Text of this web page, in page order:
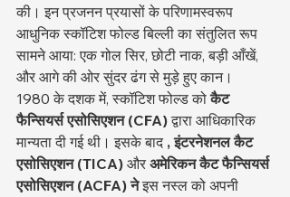
की। इन प्रजनन प्रयासों के परिणामस्वरूप
आधुनिक स्कॉटिश फोल्ड बिल्ली का संतुलित रूप
सामने आया: एक गोल सिर, छोटी नाक, बड़ी आँखें,
और आगे की ओर सुंदर ढंग से मुड़े हुए कान।
1980 के दशक में, स्कॉटिश फोल्ड को कैट
फैन्सियर्स एसोसिएशन (CFA) द्वारा आधिकारिक
मान्यता दी गई थी। इसके बाद , इंटरनेशनल कैट
एसोसिएशन (TICA) और अमेरिकन कैट फैन्सियर्स
एसोसिएशन (ACFA) ने इस नस्ल को अपनी